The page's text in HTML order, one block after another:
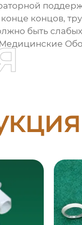
концов,
быть